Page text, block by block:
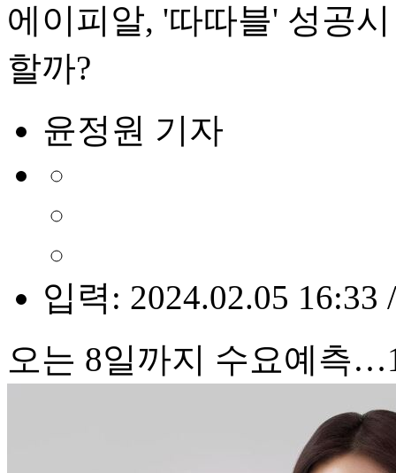
에이피알, '따따블' 성공
할까?
윤정원 기자
입력: 2024.02.05 16:33
오는 8일까지 수요예측